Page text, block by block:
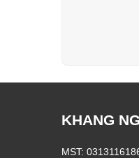
KHANG
MST: